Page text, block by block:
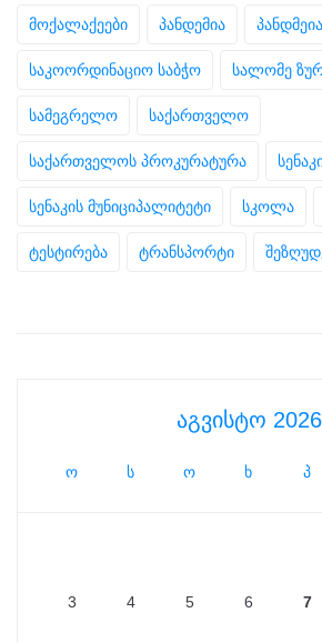
მოქალაქეები პანდემია პანდმეია
საკოორდინაციო საბჭო სალომე
სამეგრელო საქართველო
საქართველოს პროკურატურა
სენაკის მუნიციპალიტეტი სკოლა
ტესტირება ტრანსპორტი
აგვისტო 2026
ო ს ო ხ პ
3 4 5 6 7